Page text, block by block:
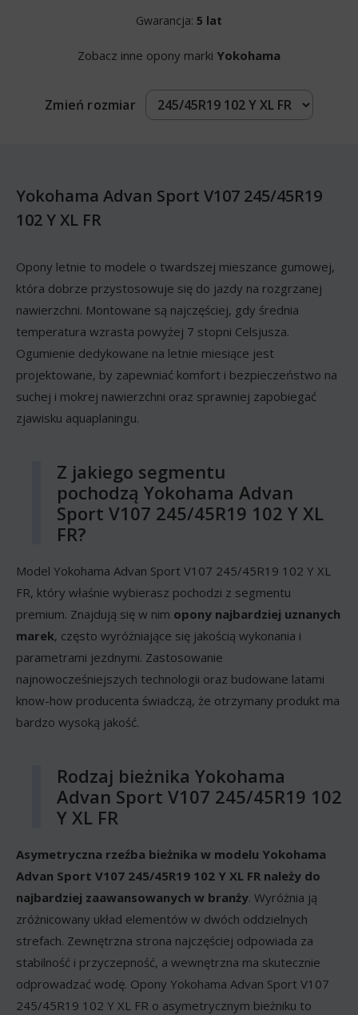
Gwarancja: 5 lat
Zobacz inne opony marki Yokohama
Zmień rozmiar
Yokohama Advan Sport V107 245/45R19
102 Y XL FR
Opony letnie to modele o twardszej mieszance gumowej,
która dobrze przystosowuje się do jazdy na rozgrzanej
nawierzchni. Montowane są najczęściej, gdy średnia
temperatura wzrasta powyżej 7 stopni Celsjusza.
Ogumienie dedykowane na letnie miesiące jest
projektowane, by zapewniać komfort i bezpieczeństwo na
suchej i mokrej nawierzchni oraz sprawniej zapobiegać
zjawisku aquaplaningu.
Z jakiego segmentu
pochodzą Yokohama Advan
Sport V107 245/45R19 102 Y XL
FR?
Model Yokohama Advan Sport V107 245/45R19 102 Y XL
FR, który właśnie wybierasz pochodzi z segmentu
premium. Znajdują się w nim opony najbardziej uznanych
marek, często wyróżniające się jakością wykonania i
parametrami jezdnymi. Zastosowanie
najnowocześniejszych technologii oraz budowane latami
know-how producenta świadczą, że otrzymany produkt ma
bardzo wysoką jakość.
Rodzaj bieżnika Yokohama
Advan Sport V107 245/45R19 102
Y XL FR
Asymetryczna rzeźba bieżnika w modelu Yokohama
Advan Sport V107 245/45R19 102 Y XL FR należy do
najbardziej zaawansowanych w branży. Wyróżnia ją
zróżnicowany układ elementów w dwóch oddzielnych
strefach. Zewnętrzna strona najczęściej odpowiada za
stabilność i przyczepność, a wewnętrzna ma skutecznie
odprowadzać wodę. Opony Yokohama Advan Sport V107
245/45R19 102 Y XL FR o asymetrycznym bieżniku to